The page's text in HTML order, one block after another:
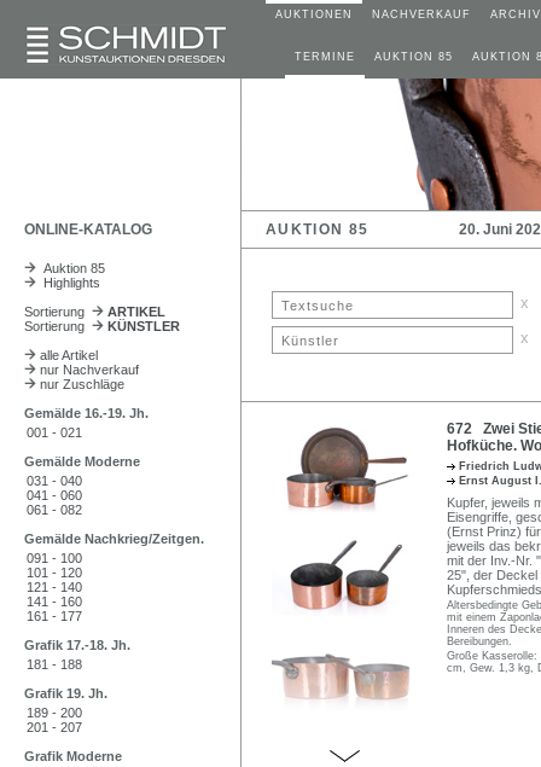
AUKTIONEN NACHVERKAUF ARCHIV
TERMINE AUKTION 85 AUKTION
ONLINE-KATALOG AUKTION 85 20. Juni
Auktion 85
Highlights
Sortierung
ARTIKEL
Sortierung
KÜNSTLER
alle Artikel
nur Nachverkauf
nur Zuschläge
Gemälde 16.-19. Jh.
001 - 021
Gemälde Moderne
031 - 040
041 - 060
061 - 082
Gemälde Nachkrieg/Zeitgen.
091 - 100
101 - 120
121 - 140
141 - 160
161 - 177
Grafik 17.-18. Jh.
181 - 188
Grafik 19. Jh.
189 - 200
201 - 207
Grafik Moderne
x
x
672 Zwei
Hofküche.
Friedrich
Ernst August
Kupfer, jeweils
Eisengriffe,
(Ernst Prinz)
jeweils das
mit der Inv.-Nr.
25", der Deckel
Altersbedingte
mit einem
Inneren des
Bereibungen.
Große
cm, Gew. 1,3 kg,